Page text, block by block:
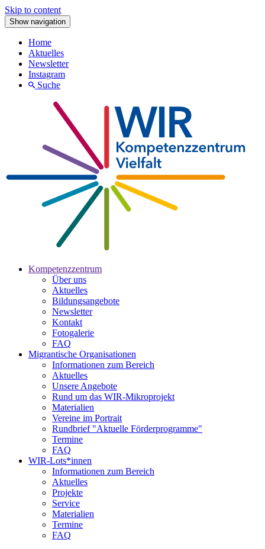
Skip to content
Show navigation
Home
Aktuelles
Newsletter
Instagram
Suche
Kompetenzzentrum
Über uns
Aktuelles
Bildungsangebote
Newsletter
Kontakt
Fotogalerie
FAQ
Migrantische Organisationen
Informationen zum Bereich
Aktuelles
Unsere Angebote
Rund um das WIR-Mikroprojekt
Materialien
Vereine im Portrait
Rundbrief "Aktuelle Förderprogramme"
Termine
FAQ
WIR-Lots*innen
Informationen zum Bereich
Aktuelles
Projekte
Service
Materialien
Termine
FAQ